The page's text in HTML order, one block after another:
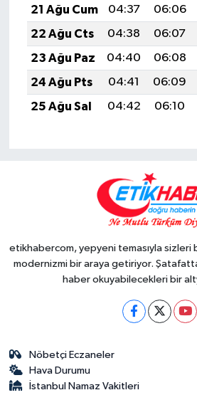
21 Ağu Cum
04:37 06:06
22 Ağu Cts
04:38 06:07
23 Ağu Paz
04:40 06:08
24 Ağu Pts
04:41 06:09
25 Ağu Sal
04:42 06:10
etikhabercom, yepyeni temasıyla sizleri
modernizmi bir araya getiriyor.
haber okuyabilecekleri bir
Nöbetçi Eczaneler
Hava Durumu
İstanbul Namaz Vakitleri